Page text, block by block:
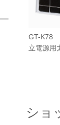
GT-K78
立電源用
ショ